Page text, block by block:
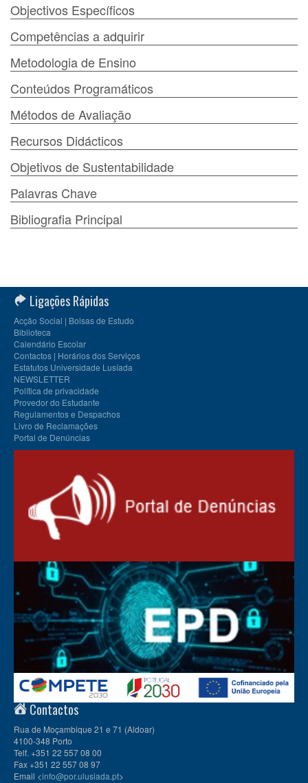
Objectivos Específicos
Competências a adquirir
Metodologia de Ensino
Conteúdos Programáticos
Métodos de Avaliação
Recursos Didácticos
Objetivos de Sustentabilidade
Palavras Chave
Bibliografia Principal
Ligações Rápidas
Acção Social | Bolsas de Estudo
Biblioteca
Calendário Escolar
Contactos | Horários dos Serviços
Estatutos Universidade Lusíada
NEWSLETTER
Política de privacidade
Provedor do Estudante
Regulamentos e Despachos
Livro de Reclamações
Portal de Denúncias
Contactos
Rua de Moçambique 21 e 71 (Aldoar)
4100-348 Porto
Telf. +351 22 557 08 00
Fax +351 22 557 08 97
Email <info@por.ulusiada.pt>